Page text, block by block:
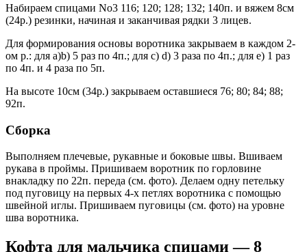
Набираем спицами No3 116; 120; 128; 132; 140п. и вяжем 8см
(24р.) резинки, начиная и заканчивая рядки 3 лицев.
Для формирования основы воротника закрываем в каждом 2-
ом р.: для а)b) 5 раз по 4п.; для с) d) 3 раза по 4п.; для е) 1 раз
по 4п. и 4 раза по 5п.
На высоте 10см (34р.) закрываем оставшиеся 76; 80; 84; 88;
92п.
Сборка
Выполняем плечевые, рукавные и боковые швы. Вшиваем
рукава в проймы. Пришиваем воротник по горловине
внакладку по 22п. переда (см. фото). Делаем одну петельку
под пуговицу на первых 4-х петлях воротника с помощью
швейной иглы. Пришиваем пуговицы (см. фото) на уровне
шва воротника.
Кофта для мальчика спицами — 8